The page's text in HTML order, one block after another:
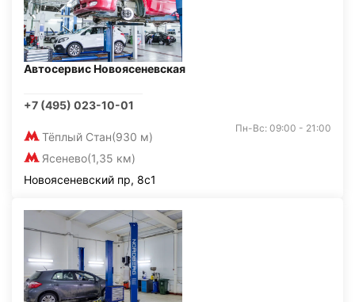
Автосервис Новоясеневская
+7 (495) 023-10-01
Тёплый Стан(930 м)
Ясенево(1,35 км)
Пн-Вс: 09:00 - 21:00
Новоясеневский пр, 8с1